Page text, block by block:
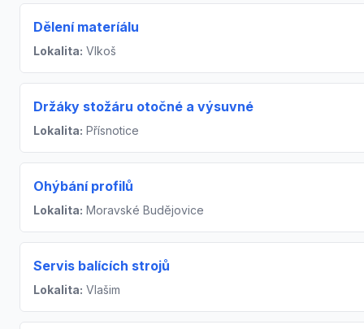
Dělení materíálu
Lokalita: Vlkoš
Držáky stožáru otočné a výsuvné
Lokalita: Přísnotice
Ohýbání profilů
Lokalita: Moravské Budějovice
Servis balících strojů
Lokalita: Vlašim